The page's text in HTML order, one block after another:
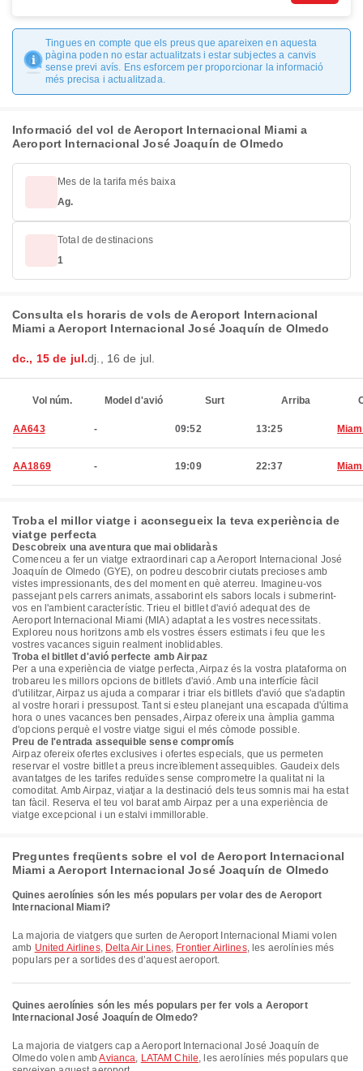
Tingues en compte que els preus que apareixen en aquesta
pàgina poden no estar actualitzats i estar subjectes a canvis
sense previ avís. Ens esforcem per proporcionar la informació
més precisa i actualitzada.
Informació del vol de Aeroport Internacional Miami a
Aeroport Internacional José Joaquín de Olmedo
Mes de la tarifa més baixa
Ag.
Total de destinacions
1
Consulta els horaris de vols de Aeroport Internacional
Miami a Aeroport Internacional José Joaquín de Olmedo
dc., 15 de jul.dj., 16 de jul.
Vol núm. Model d'avió Surt Arriba
AA643 - 09:52 13:25
AA1869 - 19:09 22:37
Troba el millor viatge i aconsegueix la teva experiència de
viatge perfecta
Descobreix una aventura que mai oblidaràs
Comenceu a fer un viatge extraordinari cap a Aeroport Internacional José
Joaquín de Olmedo (GYE), on podreu descobrir ciutats precioses amb
vistes impressionants, des del moment en què aterreu. Imagineu-vos
passejant pels carrers animats, assaborint els sabors locals i submerint-
vos en l'ambient característic. Trieu el bitllet d'avió adequat des de
Aeroport Internacional Miami (MIA) adaptat a les vostres necessitats.
Exploreu nous horitzons amb els vostres éssers estimats i feu que les
vostres vacances siguin realment inoblidables.
Troba el bitllet d'avió perfecte amb Airpaz
Per a una experiència de viatge perfecta, Airpaz és la vostra plataforma on
trobareu les millors opcions de bitllets d'avió. Amb una interfície fàcil
d'utilitzar, Airpaz us ajuda a comparar i triar els bitllets d'avió que s'adaptin
al vostre horari i pressupost. Tant si esteu planejant una escapada d'última
hora o unes vacances ben pensades, Airpaz ofereix una àmplia gamma
d'opcions perquè el vostre viatge sigui el més còmode possible.
Preu de l'entrada assequible sense compromís
Airpaz ofereix ofertes exclusives i ofertes especials, que us permeten
reservar el vostre bitllet a preus increïblement assequibles. Gaudeix dels
avantatges de les tarifes reduïdes sense comprometre la qualitat ni la
comoditat. Amb Airpaz, viatjar a la destinació dels teus somnis mai ha estat
tan fàcil. Reserva el teu vol barat amb Airpaz per a una experiència de
viatge excepcional i un estalvi immillorable.
Preguntes freqüents sobre el vol de Aeroport Internacional
Miami a Aeroport Internacional José Joaquín de Olmedo
Quines aerolínies són les més populars per volar des de Aeroport
Internacional Miami?
La majoria de viatgers que surten de Aeroport Internacional Miami volen
amb United Airlines, Delta Air Lines, Frontier Airlines, les aerolínies més
populars per a sortides des d’aquest aeroport.
Quines aerolínies són les més populars per fer vols a Aeroport
Internacional José Joaquín de Olmedo?
La majoria de viatgers cap a Aeroport Internacional José Joaquín de
Olmedo volen ambAvianca, LATAM Chile, les aerolínies més populars que